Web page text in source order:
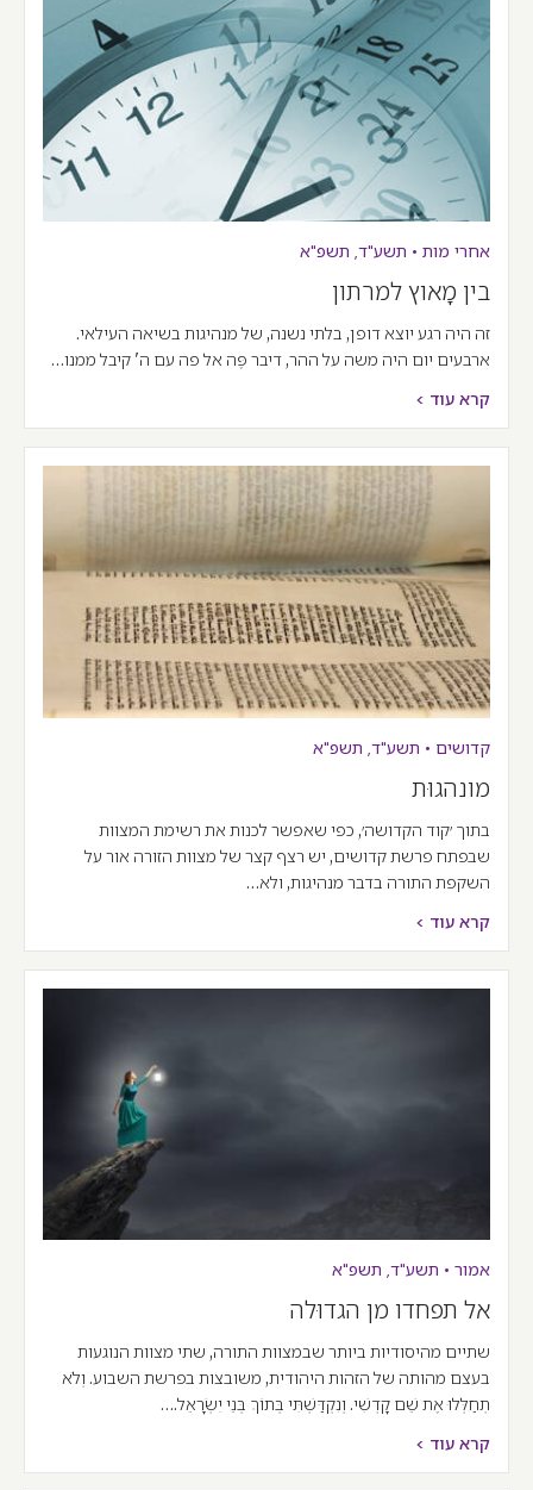
אחרי מות • תשע"ד, תשפ"א
בין מָאוץ למרתון
זה היה רגע יוצא דופן, בלתי נשנה, של מנהיגות בשיאה העילאי.
ארבעים יום היה משה על ההר, דיבר פֶּה אל פה עם ה' קיבל ממנו…
קרא עוד >
קדושים • תשע"ד, תשפ"א
מונהגוּת
בתוך ׳קוד הקדושה׳, כפי שאפשר לכנות את רשימת המצוות
שבפתח פרשת קדושים, יש רצף קצר של מצוות הזורה אור על
השקפת התורה בדבר מנהיגות, ולא…
קרא עוד >
אמור • תשע"ד, תשפ"א
אל תפחדו מן הגדוּלה
שתיים מהיסודיות ביותר שבמצוות התורה, שתי מצוות הנוגעות
בעצם מהותה של הזהות היהודית, משובצות בפרשת השבוע. וְלֹא
תְחַלְּלוּ אֶת שֵׁם קָדְשִׁי. וְנִקְדַּשְׁתִּי בְּתוֹךְ בְּנֵי יִשְׂרָאֵל.…
קרא עוד >